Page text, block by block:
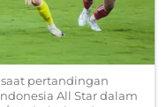
pertandingan
All Star dalam